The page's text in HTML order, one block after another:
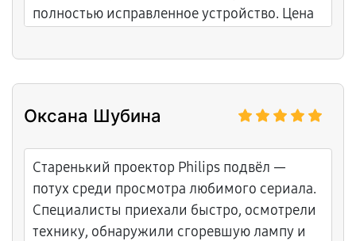
полностью исправленное устройство. Цена
Отличный сервисный центр, рекомендую!
Оксана Шубина
Старенький проектор Philips подвёл —
потух среди просмотра любимого сериала.
Специалисты приехали быстро, осмотрели
технику, обнаружили сгоревшую лампу и